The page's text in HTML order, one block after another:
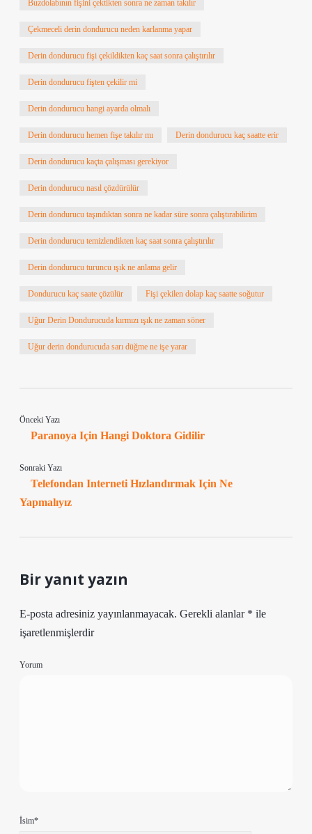
Buzdolabının fişini çektikten sonra ne zaman takılır
Çekmeceli derin dondurucu neden karlanma yapar
Derin dondurucu fişi çekildikten kaç saat sonra çalıştırılır
Derin dondurucu fişten çekilir mi
Derin dondurucu hangi ayarda olmalı
Derin dondurucu hemen fişe takılır mı Derin dondurucu kaç saatte erir
Derin dondurucu kaçta çalışması gerekiyor
Derin dondurucu nasıl çözdürülür
Derin dondurucu taşındıktan sonra ne kadar süre sonra çalıştırabilirim
Derin dondurucu temizlendikten kaç saat sonra çalıştırılır
Derin dondurucu turuncu ışık ne anlama gelir
Dondurucu kaç saate çözülür Fişi çekilen dolap kaç saatte soğutur
Uğur Derin Dondurucuda kırmızı ışık ne zaman söner
Uğur derin dondurucuda sarı düğme ne işe yarar
Önceki Yazı
Paranoya Için Hangi Doktora Gidilir
Sonraki Yazı
Telefondan Interneti Hızlandırmak Için Ne
Yapmalıyız
Bir yanıt yazın
E-posta adresiniz yayınlanmayacak. Gerekli alanlar * ile
işaretlenmişlerdir
Yorum
İsim*